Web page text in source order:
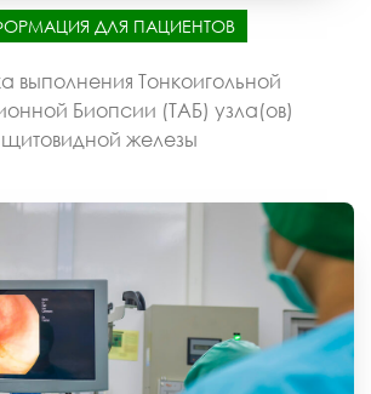
ДЛЯ ПАЦИЕНТОВ
выполнения Тонкоигольной
Биопсии (ТАБ) узла(ов)
щитовидной железы